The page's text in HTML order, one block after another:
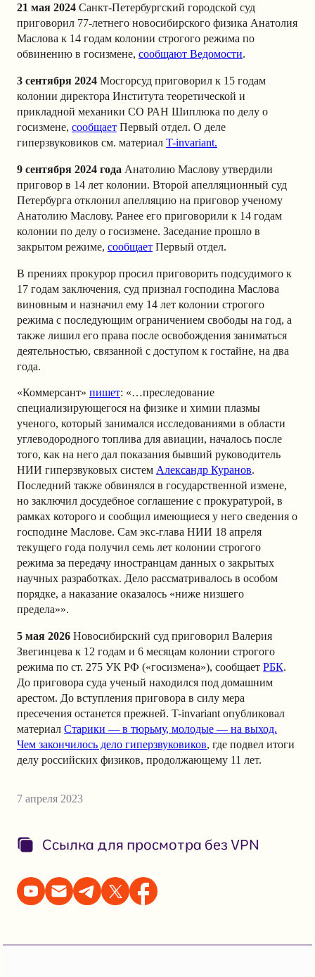
21 мая 2024 Санкт-Петербургский городской суд
приговорил 77-летнего новосибирского физика Анатолия
Маслова к 14 годам колонии строгого режима по
обвинению в госизмене, сообщают Ведомости.
3 сентября 2024 Мосгорсуд приговорил к 15 годам
колонии директора Института теоретической и
прикладной механики СО РАН Шиплюка по делу о
госизмене, сообщает Первый отдел. О деле
гиперзвуковиков см. материал T-invariant.
9 сентября 2024 года Анатолию Маслову утвердили
приговор в 14 лет колонии. Второй апелляционный суд
Петербурга отклонил апелляцию на приговор ученому
Анатолию Маслову. Ранее его приговорили к 14 годам
колонии по делу о госизмене. Заседание прошло в
закрытом режиме, сообщает Первый отдел.
В прениях прокурор просил приговорить подсудимого к
17 годам заключения, суд признал господина Маслова
виновным и назначил ему 14 лет колонии строгого
режима с последующим ограничением свободы на год, а
также лишил его права после освобождения заниматься
деятельностью, связанной с доступом к гостайне, на два
года.
«Коммерсант» пишет: «…преследование
специализирующегося на физике и химии плазмы
ученого, который занимался исследованиями в области
углеводородного топлива для авиации, началось после
того, как на него дал показания бывший руководитель
НИИ гиперзвуковых систем Александр Куранов.
Последний также обвинялся в государственной измене,
но заключил досудебное соглашение с прокуратурой, в
рамках которого и сообщил имеющиеся у него сведения о
господине Маслове. Сам экс-глава НИИ 18 апреля
текущего года получил семь лет колонии строгого
режима за передачу иностранцам данных о закрытых
научных разработках. Дело рассматривалось в особом
порядке, а наказание оказалось «ниже низшего
предела»».
5 мая 2026 Новосибирский суд приговорил Валерия
Звегинцева к 12 годам и 6 месяцам колонии строгого
режима по ст. 275 УК РФ («госизмена»), сообщает РБК.
До приговора суда ученый находился под домашним
арестом. До вступления приговора в силу мера
пресечения останется прежней. T-invariant опубликовал
материал Старики — в тюрьму, молодые — на выход.
Чем закончилось дело гиперзвуковиков, где подвел итоги
делу российских физиков, продолжающему 11 лет.
7 апреля 2023
Ссылка для просмотра без VPN